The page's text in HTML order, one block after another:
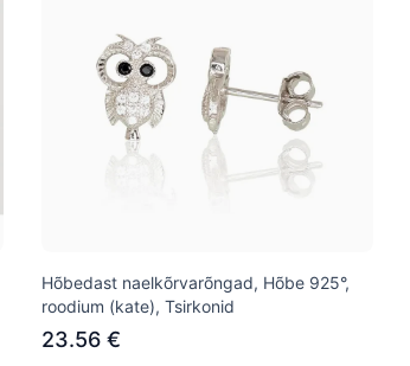
Hõbedast naelkõrvarõngad, Hõbe 925°,
roodium (kate), Tsirkonid
23.56 €